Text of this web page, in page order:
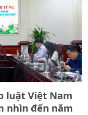
luật Việt Nam
nhìn đến năm